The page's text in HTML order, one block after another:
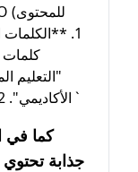
كلمات
"التعليم
الأكاديمي". 2. **بنية العنوان:** تم استخدام وسم `
جذابة تحتوي